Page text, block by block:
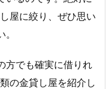
屋に絞り、ぜひ思い
方でも確実に借りれ
の金貸し屋を紹介し